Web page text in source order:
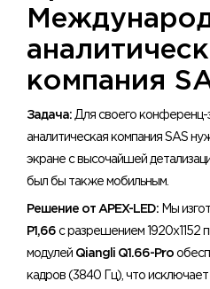
компания
Задача: Для своего конференц-
аналитическая компания SAS
экране с высочайшей
был бы также мобильным.
Решение от APEX-LED: Мы
P1,66 с разрешением 1920х1152
модулей Qiangli Q1.66-Pro
кадров (3840 Гц), что